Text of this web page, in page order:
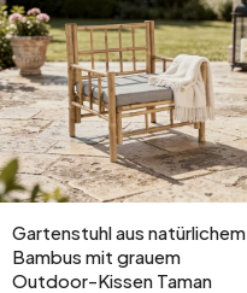
Gartenstuhl aus natürlichem
Bambus mit grauem
Outdoor-Kissen Taman